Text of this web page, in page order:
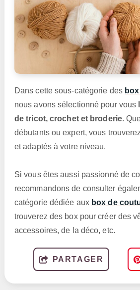
Dans cette sous-catégorie des
nous avons sélectionné pour vous
de tricot, crochet et broderie.
débutants ou expert, vous
et adaptés à votre niveau.
Si vous êtes aussi passionné de
recommandons de consulter
catégorie dédiée aux box de
trouverez des box pour créer des
accessoires, de la déco, etc.
PARTAGER